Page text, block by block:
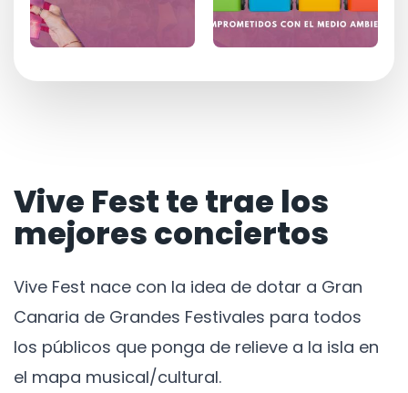
Vive Fest te trae los
mejores conciertos
Vive Fest nace con la idea de dotar a Gran
Canaria de Grandes Festivales para todos
los públicos que ponga de relieve a la isla en
el mapa musical/cultural.